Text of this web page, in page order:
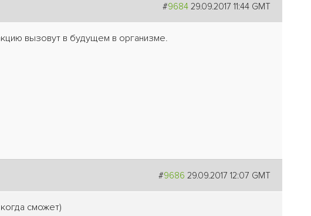
#9684 29.09.2017 11:44 GMT
вызовут в будущем в организме.
#9686 29.09.2017 12:07 GMT
сможет)